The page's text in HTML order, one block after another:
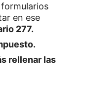
en ese
277.
rellenar las